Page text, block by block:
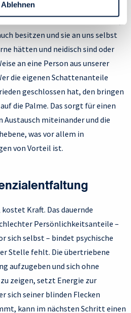
Ablehnen
in irgendeiner Form ungeklärt
besitzen und sie an uns selbst
hätten und neidisch sind oder
an eine Person aus unserer
die eigenen Schattenanteile
geschlossen hat, den bringen
die Palme. Das sorgt für einen
miteinander und die
was vor allem in
von Vorteil ist.
Kraft. Das dauernde
Persönlichkeitsanteile –
sich selbst – bindet psychische
Stelle fehlt. Die übertriebene
aufzugeben und sich ohne
zeigen, setzt Energie zur
sich seiner blinden Flecken
kann im nächsten Schritt einen